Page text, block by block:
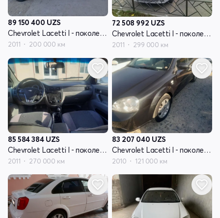
89 150 400 UZS
Chevrolet Lacetti I - поколение
2011 200 000 км
72 508 992 UZS
Chevrolet Lacetti I - поколение
2011 299 000 км
85 584 384 UZS
Chevrolet Lacetti I - поколение
2011 270 000 км
83 207 040 UZS
Chevrolet Lacetti I - поколение
2010 121 000 км